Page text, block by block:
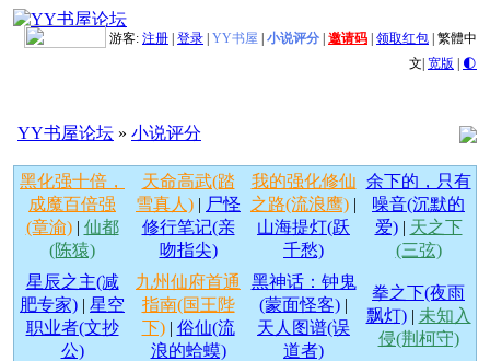
游客: 注册 登录 YY书屋 小说评分 邀请码 领取红包 繁體中
文| 宽版 | 🌓
YY书屋论坛 » 小说评分
黑化强十倍，
成魔百倍强
(章渝)| 仙都
(陈猿)
天命高武(踏
雪真人) | 尸怪
修行笔记(亲
吻指尖)
我的强化修仙
之路(流浪鹰) |
山海提灯(跃
千愁)
余下的，只有
噪音(沉默的
爱)| 天之下
(三弦)
星辰之主(减
肥专家) | 星空
职业者(文抄
公)
九州仙府首通
指南(国王陛
下)| 俗仙(流
浪的蛤蟆)
黑神话：钟鬼
(蒙面怪客) |
天人图谱(误
道者)
拳之下(夜雨
飘灯)| 未知入
侵(荆柯守)